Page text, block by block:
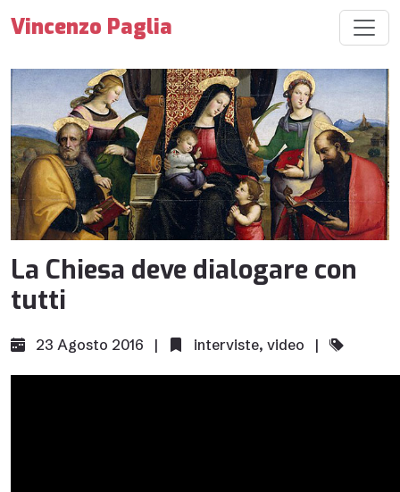
Vincenzo Paglia
La Chiesa deve dialogare con
tutti
23 Agosto 2016 | interviste, video |